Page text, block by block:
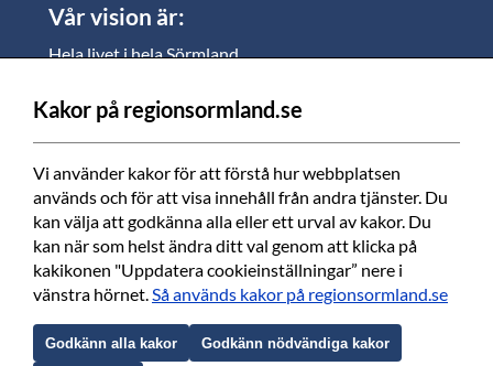
Vår vision är:
Hela livet i hela Sörmland.
vi vill skapa jämlika möjligheter för både
medarbetare och invånare att växa.
Vi är en tillgänglig region som varje dag förbättrar
livskvaliteten för alla som bor och verkar i Sörmland.
Vi är en pålitlig samhällsaktör som använder våra
resurser för en positiv utveckling i ett välmående län.
Tillsammans finns vi här när det bästa händer och
när det värsta inträffar.
Kakor på regionsormland.se
Vi använder kakor för att förstå hur webbplatsen
används och för att visa innehåll från andra tjänster. Du
kan välja att godkänna alla eller ett urval av kakor. Du
kan när som helst ändra ditt val genom att klicka på
kakikonen "Uppdatera cookieinställningar” nere i
vänstra hörnet. Så används kakor på regionsormland.se
Godkänn alla kakor Godkänn nödvändiga kakor